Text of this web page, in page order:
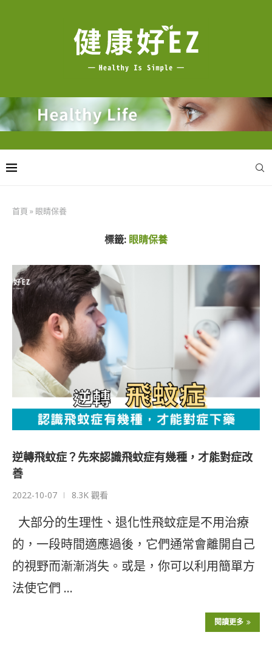
首頁 » 眼睛保養
標籤: 眼睛保養
逆轉飛蚊症？先來認識飛蚊症有幾種，才能對症改
善
2022-10-07 8.3K 觀看
大部分的生理性、退化性飛蚊症是不用治療
的，一段時間適應過後，它們通常會離開自己
的視野而漸漸消失。或是，你可以利用簡單方
法使它們 …
閱讀更多